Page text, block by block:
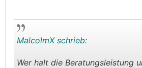
MalcolmX schrieb:
Wer halt die Beratungsleistung